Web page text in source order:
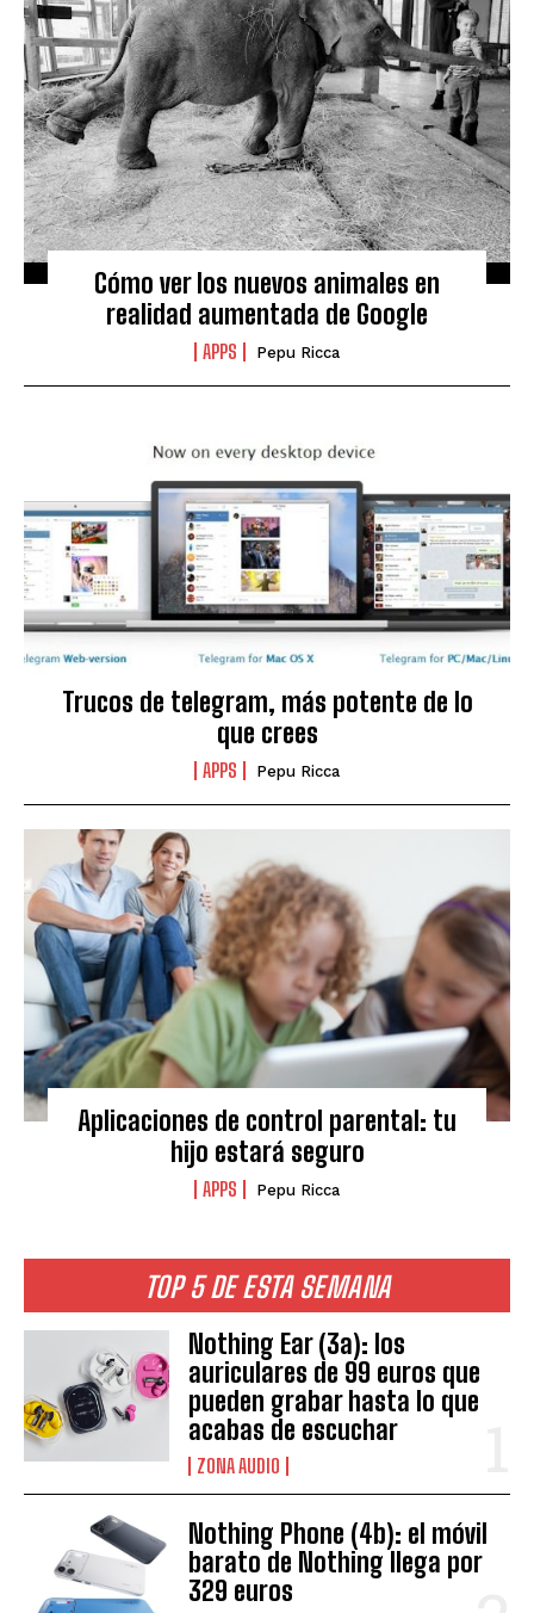
Cómo ver los nuevos animales en
realidad aumentada de Google
APPS Pepu Ricca
Trucos de telegram, más potente de lo
que crees
APPS Pepu Ricca
Aplicaciones de control parental: tu
hijo estará seguro
APPS Pepu Ricca
TOP 5 DE ESTA SEMANA
Nothing Ear (3a): los
auriculares de 99 euros que
pueden grabar hasta lo que
acabas de escuchar
ZONA AUDIO
Nothing Phone (4b): el móvil
barato de Nothing llega por
329 euros